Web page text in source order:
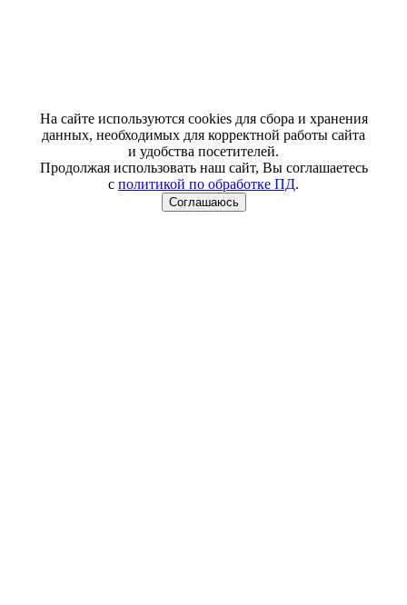
На сайте используются cookies для сбора и хранения
данных, необходимых для корректной работы сайта
и удобства посетителей.
Продолжая использовать наш сайт, Вы соглашаетесь
с политикой по обработке ПД.
Соглашаюсь